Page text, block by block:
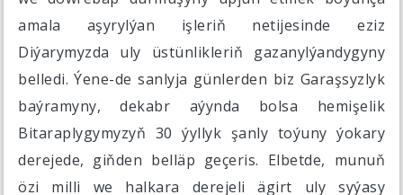
amala aşyrylýan işleriň netijesinde eziz
Diýarymyzda uly üstünlikleriň gazanylýandygyny
belledi. Ýene-de sanlyja günlerden biz Garaşsyzlyk
baýramyny, dekabr aýynda bolsa hemişelik
Bitaraplygymyzyň 30 ýyllyk şanly toýuny ýokary
derejede, giňden belläp geçeris. Elbetde, munuň
özi milli we halkara derejeli ägirt uly syýasy